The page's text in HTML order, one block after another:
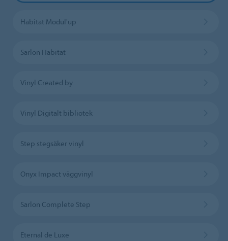
Habitat Modul'up
Sarlon Habitat
Vinyl Created by
Vinyl Digitalt bibliotek
Step stegsäker vinyl
Onyx Impact väggvinyl
Sarlon Complete Step
Eternal de Luxe